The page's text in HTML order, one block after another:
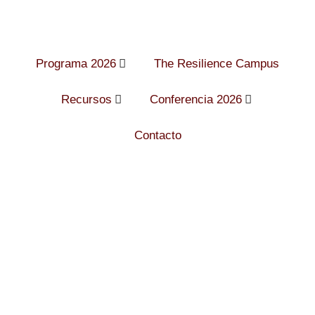
Programa 2026 The Resilience Campus
Recursos Conferencia 2026
Contacto